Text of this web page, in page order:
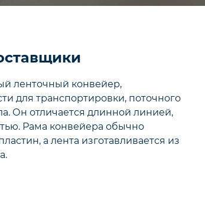
ленточный конвейер,
для транспортировки, поточного
Он отличается длинной линией,
Рама конвейера обычно
а лента изготавливается из